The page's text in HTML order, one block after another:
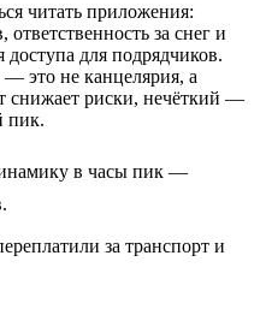
читать приложения:
за снег и
для подрядчиков.
— это не канцелярия, а
снижает риски, нечёткий —
пик.
в часы пик —
за транспорт и